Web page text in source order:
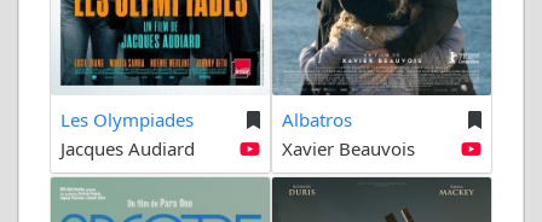
Les Olympiades
Jacques Audiard
Albatros
Xavier Beauvois